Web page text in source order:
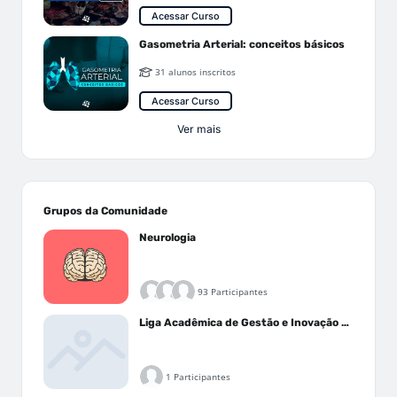
Acessar Curso
Gasometria Arterial: conceitos básicos
31 alunos inscritos
Acessar Curso
Ver mais
Grupos da Comunidade
Neurologia
93 Participantes
Liga Acadêmica de Gestão e Inovação Médica - LAGIM
1 Participantes